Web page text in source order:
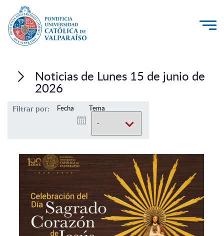
Investigación, Creación e Innovación
Vinculación con el Medio
Admisión
Postgrado
Formación Continua
Noticias de Lunes 15 de junio de
2026
Filtrar por: Fecha Tema